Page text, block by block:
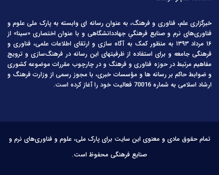
خبرگزاری علم، فناوری و فرهنگ، به عنوان رسانه ای وابسته به پارک ملی علوم و
فناوری‌های نرم و صنایع فرهنگیِ جهاددانشگاهی و با عنوان اختصاری «سینا» از
۱۶ مرداد ۱۳۹۳ به منظور کمک به آگاه سازی و ارتقای اطلاعات علمی، فناوری و
فرهنگی جامعه و برای استفاده از ظرفیتهای این رسانه در فرهنگ‌سازی و ترویج
مفاهیم مرتبط در حوزه فناوری و فرهنگ و در چارچوب مقررات موضوعه کشوری
و ضوابط حاکم بر رسانه ها و مؤسسات خبری، با مجوز رسمی از وزارت فرهنگ و
ارشاد اسلامی به شماره 70016 فعالیت خود را آغاز کرده است.
تمام حقوق مادی و معنوی این سایت برای پارک ملی، علوم و فناوری‌های نرم و
صنایع فرهنگی محفوظ است.